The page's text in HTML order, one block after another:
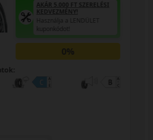
AKÁR 5.000 FT SZERELÉSI
KEDVEZMÉNY!
Használja a LENDÜLET
kuponkódot!
0%